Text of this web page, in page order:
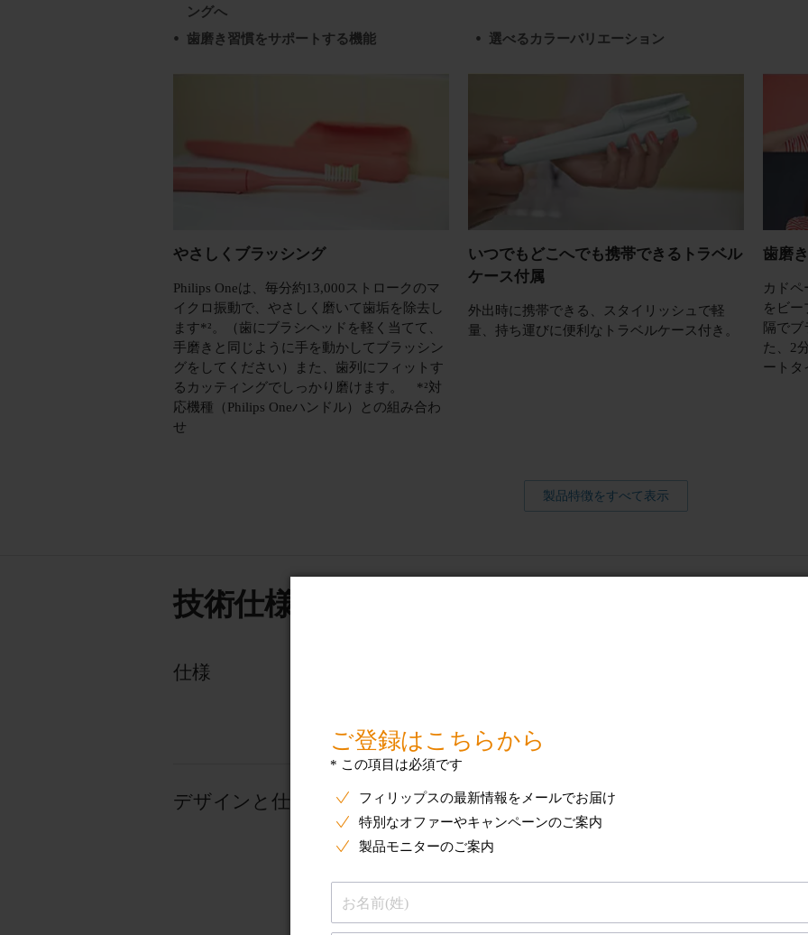
ングへ
歯磨き習慣をサポートする機能 選べるカラーバリエーション
やさしくブラッシング
Philips Oneは、毎分約13,000ストロークのマ
イクロ振動で、やさしく磨いて歯垢を除去し
ます*²。（歯にブラシヘッドを軽く当てて、
手磨きと同じように手を動かしてブラッシン
グをしてください）また、歯列にフィットす
るカッティングでしっかり磨けます。 *²対
応機種（Philips Oneハンドル）との組み合わ
せ
いつでもどこへでも携帯できるトラベル
ケース付属
外出時に携帯できる、スタイリッシュで軽
量、持ち運びに便利なトラベルケース付き。
歯磨
カドペ
をビ
隔で
た、2
ートタ
製品特徴をすべて表示
技術仕様
仕様
デザインと仕上げ 色